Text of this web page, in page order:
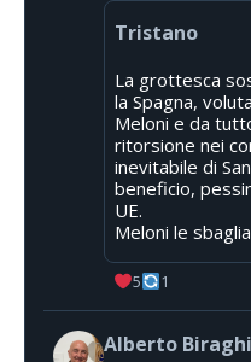
Tristano
La grottesca
la Spagna,
Meloni e da
ritorsione nei
inevitabile di
beneficio,
UE.
Meloni le
5 1
Alberto Biraghi